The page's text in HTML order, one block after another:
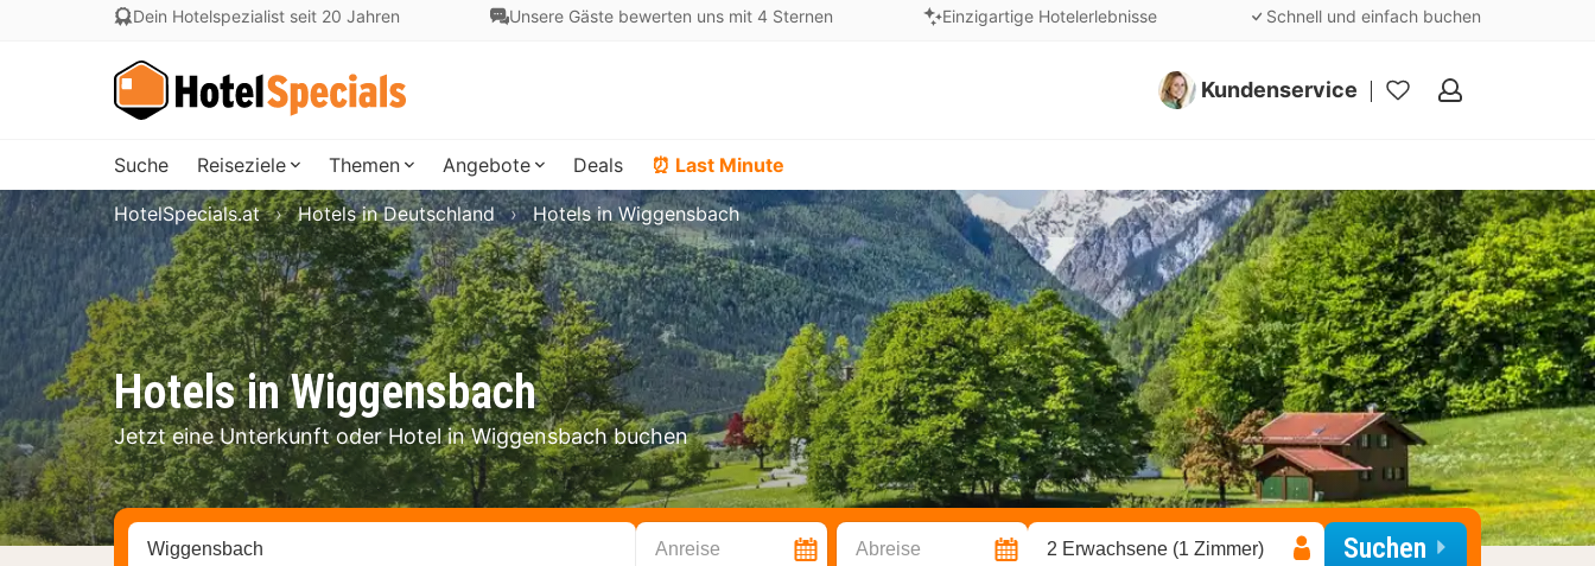
Dein Hotelspezialist seit 20 Jahren Unsere Gäste bewerten uns mit 4 Sternen Einzigartige Hotelerlebnisse Schnell und einfach buchen
Kundenservice
Meine
Suche Reiseziele Themen Angebote Deals ⏰ Last Minute
Hotels in Wiggensbach
Jetzt eine Unterkunft oder Hotel in Wiggensbach buchen
HotelSpecials.at Hotels in Deutschland Hotels in Wiggensbach
Stadt, Region oder Hotel suchen Anreise Abreise 2 Erwachsene (1 Zimmer) Suchen